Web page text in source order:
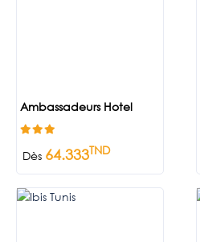
Ambassadeurs Hotel
Dès 64.333TND